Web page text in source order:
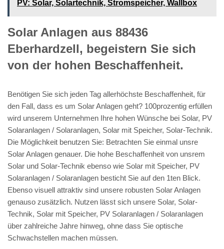
PV️: Solar, Solartechnik, Stromspeicher, Wallbox
Solar Anlagen aus 88436
Eberhardzell, begeistern Sie sich
von der hohen Beschaffenheit.
Benötigen Sie sich jeden Tag allerhöchste Beschaffenheit, für
den Fall, dass es um Solar Anlagen geht? 100prozentig erfüllen
wird unserem Unternehmen Ihre hohen Wünsche bei Solar, PV
Solaranlagen / Solaranlagen, Solar mit Speicher, Solar-Technik.
Die Möglichkeit benutzen Sie: Betrachten Sie einmal unsre
Solar Anlagen genauer. Die hohe Beschaffenheit von unsrem
Solar und Solar-Technik ebenso wie Solar mit Speicher, PV
Solaranlagen / Solaranlagen besticht Sie auf den 1ten Blick.
Ebenso visuell attraktiv sind unsere robusten Solar Anlagen
genauso zusätzlich. Nutzen lässt sich unsere Solar, Solar-
Technik, Solar mit Speicher, PV Solaranlagen / Solaranlagen
über zahlreiche Jahre hinweg, ohne dass Sie optische
Schwachstellen machen müssen.